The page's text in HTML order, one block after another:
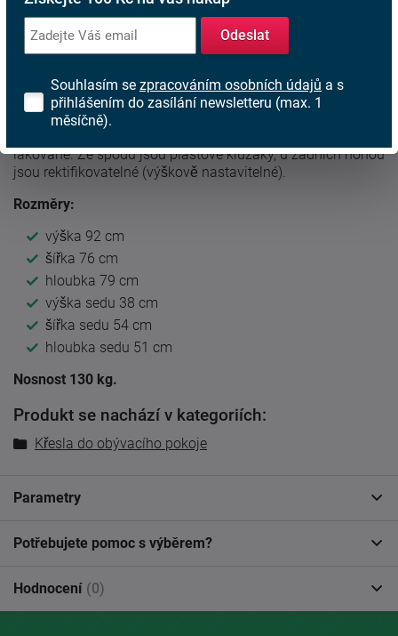
Díky vysokému opěráku a pohodlným područkám, zajišťuje
křeslo více jak příjemné posezení a relaxaci po náročném
dni. Potah je zhotoven z komfortní látky.
Kostra křesla je vyrobena zmasivua výplň z kvalitní PU
pěny zpevněné v místě sedáku elastickými popruhy. To
dodává křeslu maximální komfort. Dřevěné nohy jsou z
lakované. Ze spodu jsou plastové kluzáky, u zadních nohou
jsou rektifikovatelné (výškově nastavitelné).
Rozměry:
výška 92 cm
šířka 76 cm
hloubka 79 cm
výška sedu 38 cm
šířka sedu 54 cm
hloubka sedu 51 cm
Nosnost 130 kg.
Produkt se nachází v kategoriích:
Křesla do obývacího pokoje
Parametry
Potřebujete pomoc s výběrem?
Hodnocení (0)
Odeslat
Souhlasím se zpracováním osobních údajů a s
přihlášením do zasílání newsletteru (max. 1
měsíčně).